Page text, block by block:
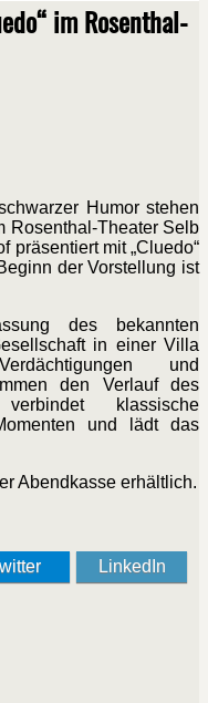
im Rosenthal-
Humor stehen
Rosenthal-Theater Selb
präsentiert mit „Cluedo“
der Vorstellung ist
des bekannten
in einer Villa
und
den Verlauf des
klassische
und lädt das
Abendkasse erhältlich.
LinkedIn